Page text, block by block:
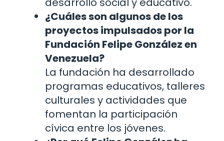
¿Cuáles son algunos de los
proyectos impulsados por la
Fundación Felipe González en
Venezuela?
La fundación ha desarrollado
programas educativos, talleres
culturales y actividades que
fomentan la participación
cívica entre los jóvenes.